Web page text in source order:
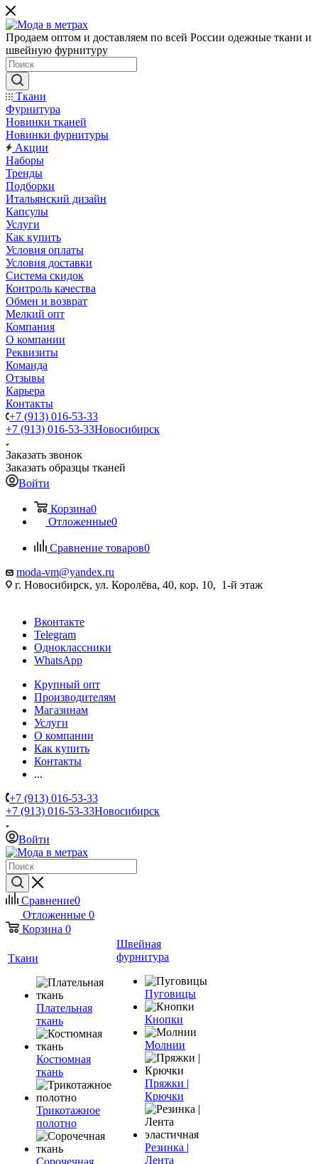
Продаем оптом и доставляем по всей России одежные ткани и
швейную фурнитуру
Ткани
Фурнитура
Новинки тканей
Новинки фурнитуры
Акции
Наборы
Тренды
Подборки
Итальянский дизайн
Капсулы
Услуги
Как купить
Условия оплаты
Условия доставки
Система скидок
Контроль качества
Обмен и возврат
Мелкий опт
Компания
О компании
Реквизиты
Команда
Отзывы
Карьера
Контакты
+7 (913) 016-53-33
+7 (913) 016-53-33Новосибирск
Заказать звонок
Заказать образцы тканей
Войти
Корзина0
Отложенные0
Сравнение товаров0
moda-vm@yandex.ru
г. Новосибирск, ул. Королёва, 40, кор. 10, 1-й этаж
Вконтакте
Telegram
Одноклассники
WhatsApp
Крупный опт
Производителям
Магазинам
Услуги
О компании
Как купить
Контакты
...
+7 (913) 016-53-33
+7 (913) 016-53-33Новосибирск
Войти
Сравнение0
Отложенные 0
Корзина 0
Ткани
Плательная
ткань
Костюмная
ткань
Трикотажное
полотно
Сорочечная
Швейная
фурнитура
Пуговицы
Кнопки
Молнии
Пряжки |
Крючки
Резинка |
Лента